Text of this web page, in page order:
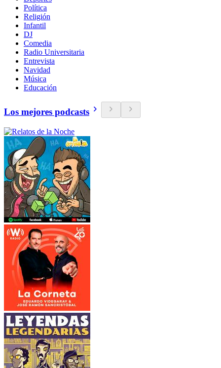
Política
Religión
Infantil
DJ
Comedia
Radio Universitaria
Entrevista
Navidad
Música
Educación
Los mejores podcasts